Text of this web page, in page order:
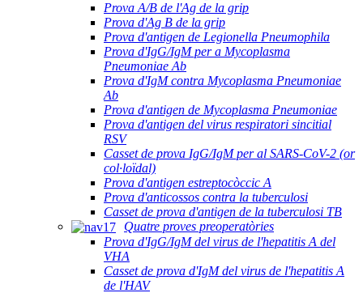
Prova A/B de l'Ag de la grip
Prova d'Ag B de la grip
Prova d'antigen de Legionella Pneumophila
Prova d'IgG/IgM per a Mycoplasma
Pneumoniae Ab
Prova d'IgM contra Mycoplasma Pneumoniae
Ab
Prova d'antigen de Mycoplasma Pneumoniae
Prova d'antigen del virus respiratori sincitial
RSV
Casset de prova IgG/IgM per al SARS-CoV-2 (or
col·loïdal)
Prova d'antigen estreptocòccic A
Prova d'anticossos contra la tuberculosi
Casset de prova d'antigen de la tuberculosi TB
Quatre proves preoperatòries
Prova d'IgG/IgM del virus de l'hepatitis A del
VHA
Casset de prova d'IgM del virus de l'hepatitis A
de l'HAV